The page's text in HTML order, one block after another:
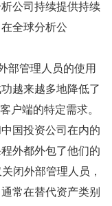
公司持续提供持续
全球分析公
部管理人员的使用
越来越多地降低了
户端的特定需求。
国投资公司在内的
外都外包了他们的
闭外部管理人员，
常在替代资产类别